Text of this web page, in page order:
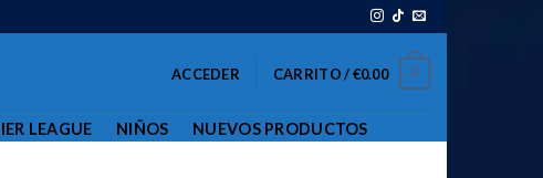
ACCEDER CARRITO /€0.00 0
LEAGUE NIÑOS NUEVOS PRODUCTOS